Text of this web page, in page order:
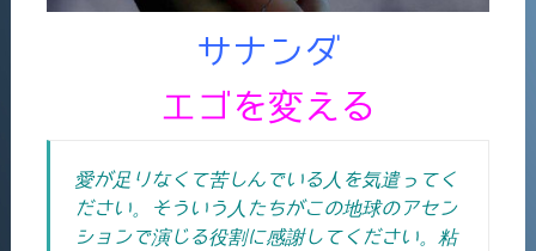
サナンダ
エゴを変える
愛が足りなくて苦しんでいる人を気遣ってく
ださい。そういう人たちがこの地球のアセン
ションで演じる役割に感謝してください。粘